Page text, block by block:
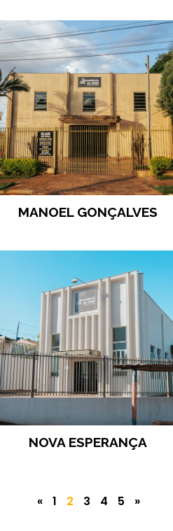
MANOEL GONÇALVES
NOVA ESPERANÇA
« 1 2 3 4 5 »